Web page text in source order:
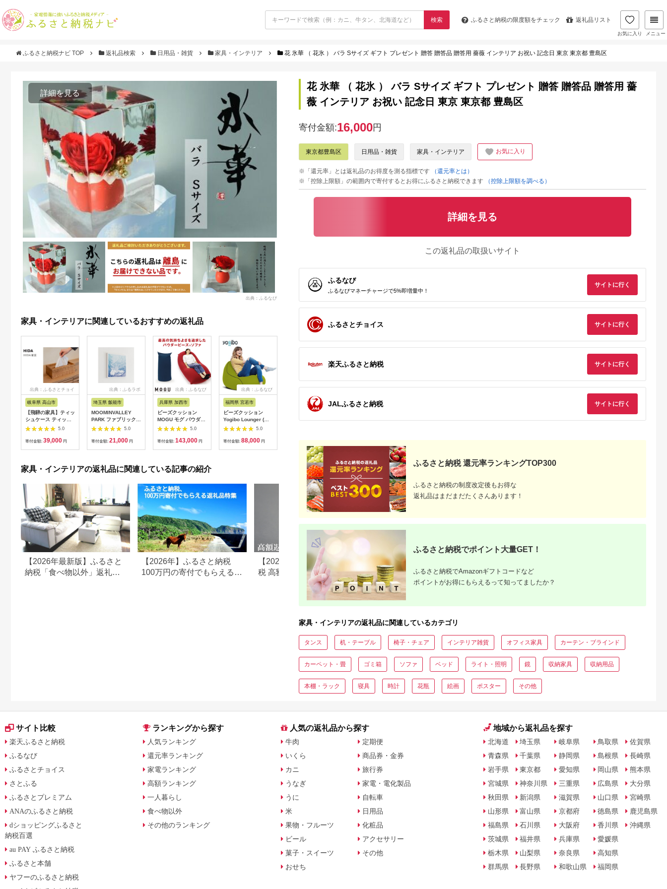
検索 ふるさと納税の限度額をチェック 返礼品リスト
お気に入り メニュー
ふるさと納税ナビ TOP 返礼品検索 日用品・雑貨 家具・インテリア 花 氷華 （ 花氷 ） バラ Sサイズ ギフト プレゼント 贈答 贈答品 贈答用 薔薇 インテリア お祝い 記念日 東京 東京都 豊島区
詳細を見る
出典：ふるなび
家具・インテリアに関連しているおすすめの返礼品
出典：ふるさとチョイ
岐阜県 高山市
【飛騨の家具】ティッ
シュケース ティッシ
ュ（杉）AC971| 木製
木 木目 天然木 ウッド
杉 スギ シンプル ティ
5.0
寄付金額: 39,000 円
出典：ふるラボ
埼玉県 飯能市
MOOMINVALLEY
PARK ファブリックパ
ネルSサイズ（夜の
森）[52211013]
5.0
寄付金額: 21,000 円
出典：ふるなび
兵庫県 加西市
ビーズクッション
MOGU モグ パウダー
マックス カバー 付 日
本製 クッション 特大
ビーズソファ ひとり
品 雑貨 パウダーMAX
mogu 兵庫県 兵庫 ネ
5.0
寄付金額: 143,000 円
出典：ふるなび
福岡県 宮若市
ビーズクッション
Yogibo Lounger (ヨ
ギボー ラウンジャー)
ライムグリーン
[M352-1GR]
5.0
寄付金額: 88,000 円
鳥取県 湯梨浜町
151M.■ドモク堂■ペ
ーパーコードスツール
寄付金額:120,000円
福岡県 糸島市
CRACK 《糸島》
ダブルファニチャ
ー）】 [APE010]
寄付金額:46,000円
具収納ラック バット
寄付金額:48,000円
5.0
寄付金額:74,500円
旭川家具 カンディハ
ウス ガーベラ 丸テー
寄付金額:400,000円
岐阜県 高山市
【高島屋選定品】飛
の家具 WhiteWood
日進木工 セミアーム
寄付金額:249,000
家具・インテリアの返礼品に関連している記事の紹介
【2026年最新版】ふるさと
納税「食べ物以外」返礼品
【2026年】ふるさと納税
100万円の寄付でもらえるお
【2026年最新】ふるさと納
税 高額返礼品ランキング｜
10万円〜100万円超の豪華
ふるさと納税のテーブルお
すすめランキング【2026年
最新版】
花 氷華 （ 花氷 ） バラ Sサイズ ギフト プレゼント 贈答 贈答品 贈答用 薔
薇 インテリア お祝い 記念日 東京 東京都 豊島区
寄付金額:16,000円
東京都豊島区 日用品・雑貨 家具・インテリア お気に入り
※「還元率」とは返礼品のお得度を測る指標です
（還元率とは）
※「控除上限額」の範囲内で寄付するとお得にふるさと納税できます
（控除上限額を調べる）
詳細を見る
この返礼品の取扱いサイト
ふるなび
ふるなびマネーチャージで5%即増量中！
サイトに行く
ふるさとチョイス サイトに行く
楽天ふるさと納税 サイトに行く
JALふるさと納税 サイトに行く
ふるさと納税 還元率ランキングTOP300
ふるさと納税の制度改定後もお得な
返礼品はまだまだたくさんあります！
ふるさと納税でポイント大量GET！
ふるさと納税でAmazonギフトコードなど
ポイントがお得にもらえるって知ってましたか？
家具・インテリアの返礼品に関連しているカテゴリ
タンス 机・テーブル 椅子・チェア インテリア雑貨 オフィス家具 カーテン・ブラインド
カーペット・畳 ゴミ箱 ソファ ベッド ライト・照明 鏡 収納家具 収納用品
本棚・ラック 寝具 時計 花瓶 絵画 ポスター その他
サイト比較
楽天ふるさと納税
ふるなび
ふるさとチョイス
さとふる
ふるさとプレミアム
ANAのふるさと納税
dショッピングふるさと
納税百選
au PAY ふるさと納税
ふるさと本舗
ヤフーのふるさと納税
ランキングから探す
人気ランキング
還元率ランキング
家電ランキング
高額ランキング
一人暮らし
食べ物以外
その他のランキング
人気の返礼品から探す
牛肉
いくら
カニ
うなぎ
うに
米
果物・フルーツ
ビール
菓子・スイーツ
おせち
定期便
商品券・金券
旅行券
家電・電化製品
自転車
日用品
化粧品
アクセサリー
その他
地域から返礼品を探す
北海道
青森県
岩手県
宮城県
秋田県
山形県
福島県
茨城県
栃木県
群馬県
埼玉県
千葉県
東京都
神奈川県
新潟県
富山県
石川県
福井県
山梨県
長野県
岐阜県
静岡県
愛知県
三重県
滋賀県
京都府
大阪府
兵庫県
奈良県
和歌山県
鳥取県
島根県
岡山県
広島県
山口県
徳島県
香川県
愛媛県
高知県
福岡県
佐賀県
長崎県
熊本県
大分県
宮崎県
鹿児島県
沖縄県